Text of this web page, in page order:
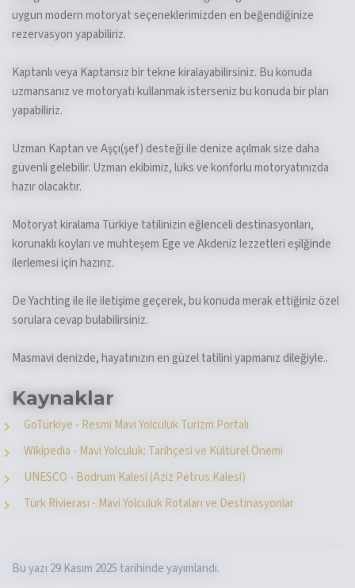
uygun modern motoryat seçeneklerimizden en beğendiğinize
rezervasyon yapabiliriz.
Kaptanlı veya Kaptansız bir tekne kiralayabilirsiniz. Bu konuda
uzmansanız ve motoryatı kullanmak isterseniz bu konuda bir plan
yapabiliriz.
Uzman Kaptan ve Aşçı(şef) desteği ile denize açılmak size daha
güvenli gelebilir. Uzman ekibimiz, lüks ve konforlu motoryatınızda
hazır olacaktır.
Motoryat kiralama Türkiye tatilinizin eğlenceli destinasyonları,
korunaklı koyları ve muhteşem Ege ve Akdeniz lezzetleri eşilğinde
ilerlemesi için hazırız.
De Yachting ile ile iletişime geçerek, bu konuda merak ettiğiniz özel
sorulara cevap bulabilirsiniz.
Masmavi denizde, hayatınızın en güzel tatilini yapmanız dileğiyle..
Kaynaklar
GoTürkiye - Resmi Mavi Yolculuk Turizm Portalı
Wikipedia - Mavi Yolculuk: Tarihçesi ve Kültürel Önemi
UNESCO - Bodrum Kalesi (Aziz Petrus Kalesi)
Türk Rivierası - Mavi Yolculuk Rotaları ve Destinasyonlar
Bu yazı 29 Kasım 2025 tarihinde yayımlandı.